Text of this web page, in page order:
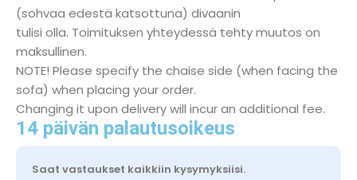
(sohvaa edestä katsottuna) divaanin
tulisi olla. Toimituksen yhteydessä tehty muutos on
maksullinen.
NOTE! Please specify the chaise side (when facing the
sofa) when placing your order.
Changing it upon delivery will incur an additional fee.
14 päivän palautusoikeus
Saat vastaukset kaikkiin kysymyksiisi.